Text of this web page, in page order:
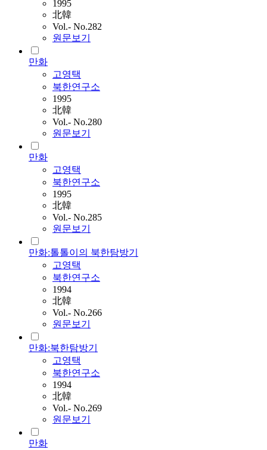
1995
北韓
Vol.- No.282
원문보기
만화
고영택
북한연구소
1995
北韓
Vol.- No.280
원문보기
만화
고영택
북한연구소
1995
北韓
Vol.- No.285
원문보기
만화:톨톨이의 북한탐방기
고영택
북한연구소
1994
北韓
Vol.- No.266
원문보기
만화:북한탐방기
고영택
북한연구소
1994
北韓
Vol.- No.269
원문보기
만화